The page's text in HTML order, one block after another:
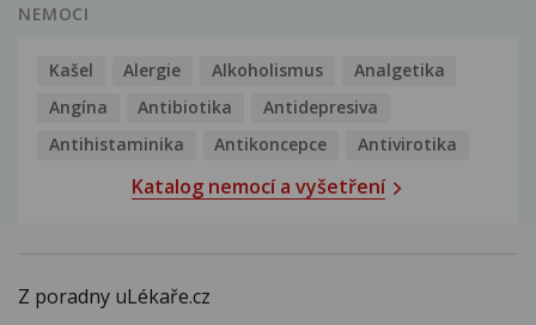
NEMOCI
Kašel Alergie Alkoholismus
Analgetika
Angína
Antibiotika
Antidepresiva
Antihistaminika
Antikoncepce Antivirotika
Katalog nemocí a vyšetření
Z poradny uLékaře.cz